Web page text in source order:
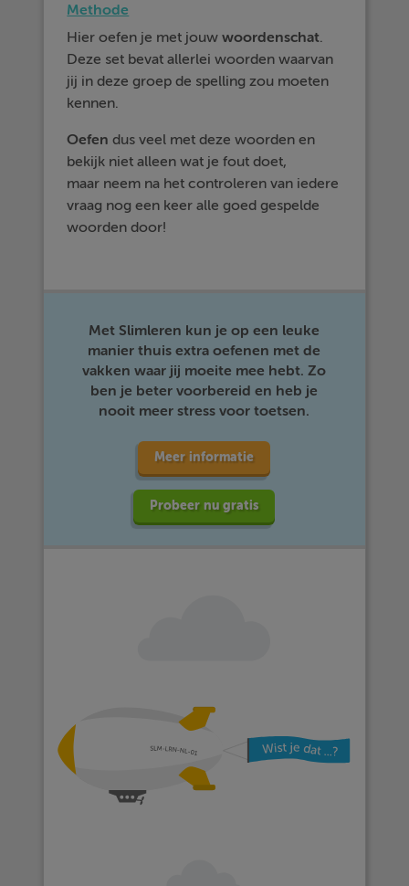
Methode
Hier oefen je met jouwwoordenschat.
Deze set bevat allerlei woorden waarvan
jij in deze groep de spelling zou moeten
kennen.
Oefen dus veel met deze woorden en
bekijk niet alleen wat je fout doet,
maar neem na het controleren van iedere
vraag nog een keer alle goed gespelde
woorden door!
Met Slimleren kun je op een leuke
manier thuis extra oefenen met de
vakken waar jij moeite mee hebt. Zo
ben je beter voorbereid en heb je
nooit meer stress voor toetsen.
Meer informatie
Probeer nu gratis